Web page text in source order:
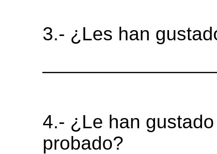
3.- ¿Les han
4.- ¿Le han
probado?